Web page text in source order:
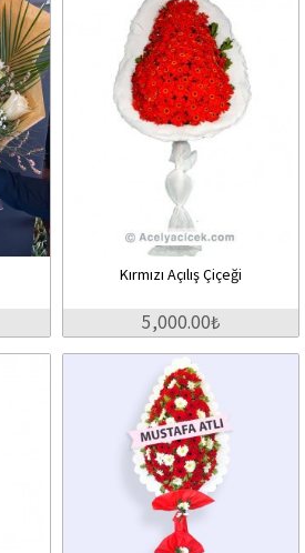
Kırmızı Açılış Çiçeği
5,000.00₺